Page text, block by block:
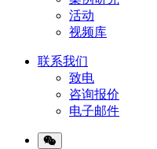
活动
视频库
联系我们
致电
咨询报价
电子邮件